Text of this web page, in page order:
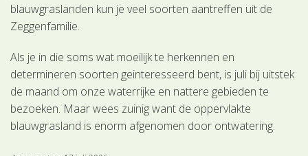
blauwgraslanden kun je veel soorten aantreffen uit de
Zeggenfamilie.
Als je in die soms wat moeilijk te herkennen en
determineren soorten geinteresseerd bent, is juli bij uitstek
de maand om onze waterrijke en nattere gebieden te
bezoeken. Maar wees zuinig want de oppervlakte
blauwgrasland is enorm afgenomen door ontwatering.